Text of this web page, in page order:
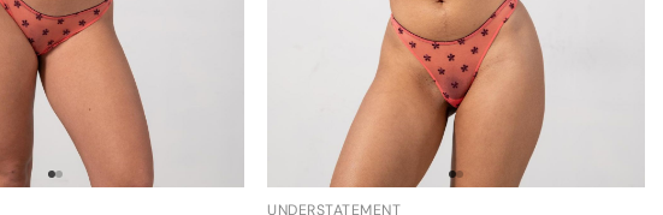
UNDERSTATEMENT